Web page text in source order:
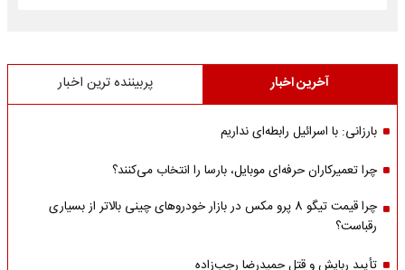
آخرین اخبار پربیننده ترین اخبار
بارزانی: با اسرائیل رابطه‌ای نداریم
چرا تعمیرکاران حرفه‌ای موبایل، بارسا را انتخاب می‌کنند؟
چرا قیمت تیگو 8 پرو مکس در بازار خودروهای چینی بالاتر از بسیاری
رقباست؟
تأیید ربایش و قتل حمیدرضا رجب‌زاده